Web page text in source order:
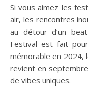
Si vous aimez les
air, les rencontres
au détour d’un
Festival est fait
mémorable en 2024,
revient en
de vibes uniques.